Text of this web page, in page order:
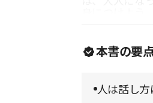
本書の要
人は話し方